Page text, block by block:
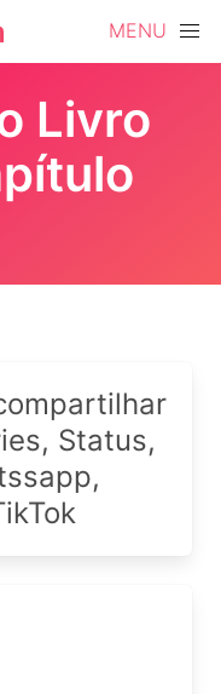
MENU
Livro
Status,